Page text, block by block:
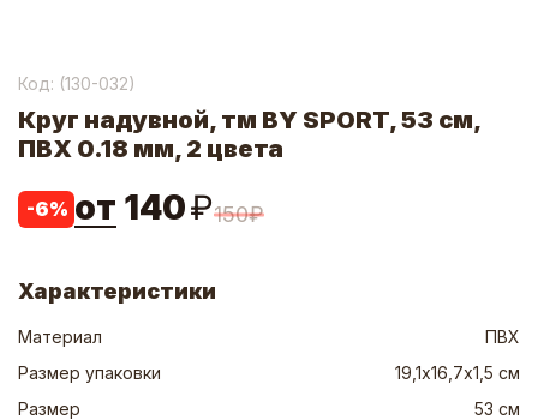
Код: (130-032)
Круг надувной, тм BY SPORT, 53 см,
ПВХ 0.18 мм, 2 цвета
-6% от 140₽150₽
Характеристики
Материал
ПВХ
Размер упаковки
19,1х16,7х1,5 см
Размер
53 см